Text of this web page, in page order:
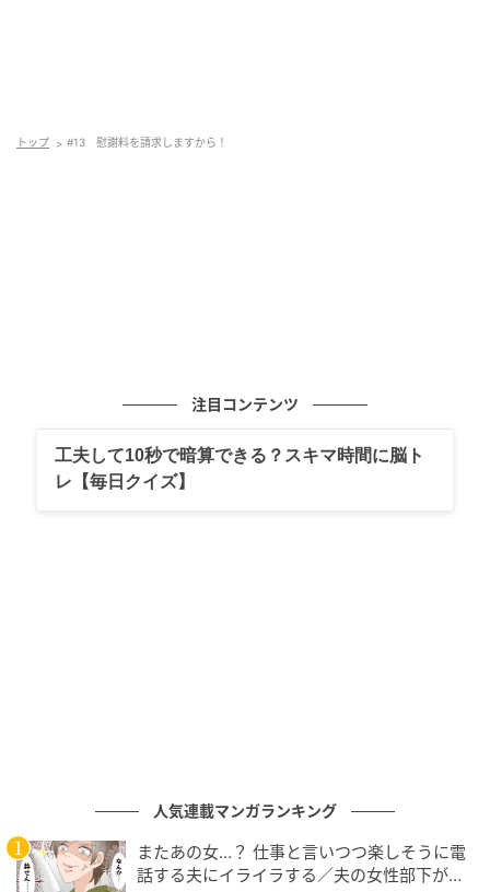
トップ #13 慰謝料を請求しますから！
注目コンテンツ
工夫して10秒で暗算できる？スキマ時間に脳ト
レ【毎日クイズ】
人気連載マンガランキング
またあの女…？ 仕事と言いつつ楽しそうに電
話する夫にイライラする／夫の女性部下が気